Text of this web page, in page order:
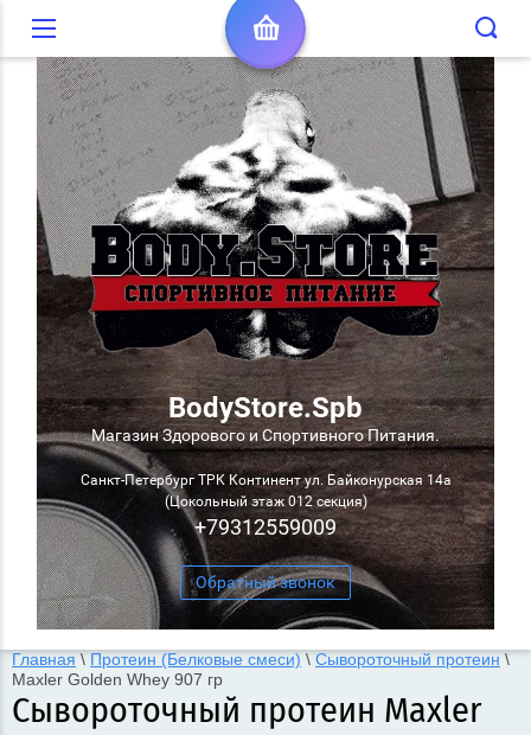
Вход в кабинет
BodyStore.Spb
Магазин Здорового и Спортивного Питания.
Санкт-Петербург ТРК Континент ул. Байконурская 14а
(Цокольный этаж 012 секция)
+79312559009
Обратный звонок
Главная \ Протеин (Белковые смеси) \ Сывороточный протеин \
Maxler Golden Whey 907 гр
Сывороточный протеин Maxler